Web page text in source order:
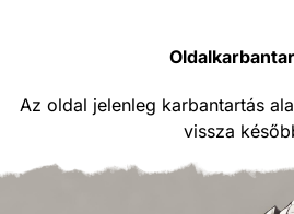
Az oldal jelenleg karbantartás
vissza